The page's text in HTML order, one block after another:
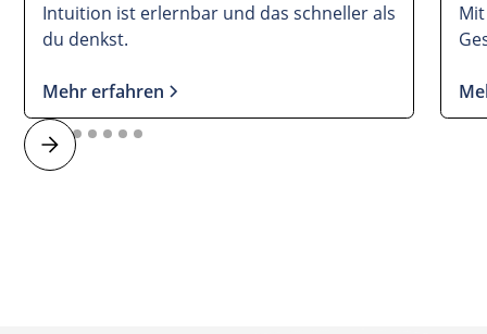
Intuition ist erlernbar und das schneller als
du denkst.
Mehr erfahren